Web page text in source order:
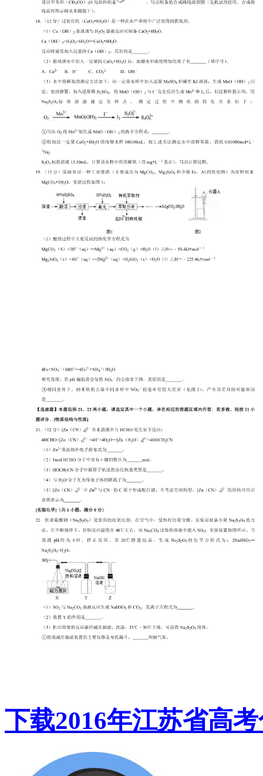
下载2016年江苏省高